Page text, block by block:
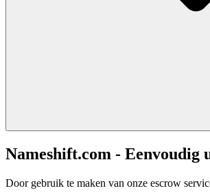
Nameshift.com - Eenvoudig
Door gebruik te maken van onze escrow